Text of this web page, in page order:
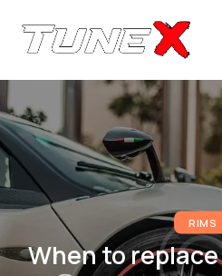
RIMS
When to